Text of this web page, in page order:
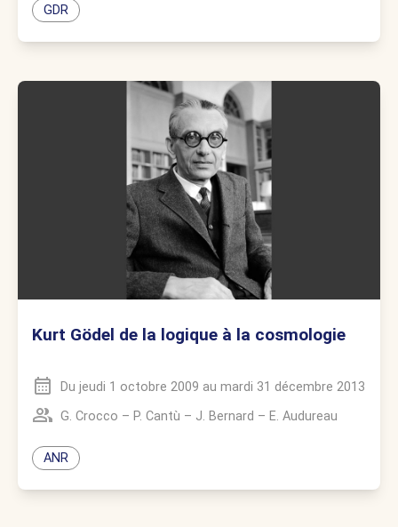
GDR
Kurt Gödel de la logique à la cosmologie
Du jeudi 1 octobre 2009 au mardi 31 décembre 2013
G. Crocco – P. Cantù – J. Bernard – E. Audureau
ANR